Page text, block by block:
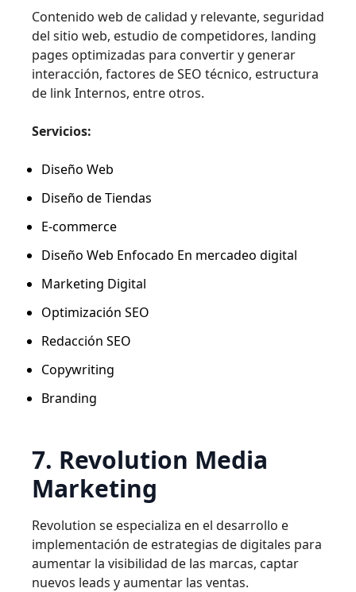
Contenido web de calidad y relevante, seguridad
del sitio web, estudio de competidores, landing
pages optimizadas para convertir y generar
interacción, factores de SEO técnico, estructura
de link Internos, entre otros.
Servicios:
Diseño Web
Diseño de Tiendas
E-commerce
Diseño Web Enfocado En mercadeo digital
Marketing Digital
Optimización SEO
Redacción SEO
Copywriting
Branding
7. Revolution Media
Marketing
Revolution se especializa en el desarrollo e
implementación de estrategias de digitales para
aumentar la visibilidad de las marcas, captar
nuevos leads y aumentar las ventas.